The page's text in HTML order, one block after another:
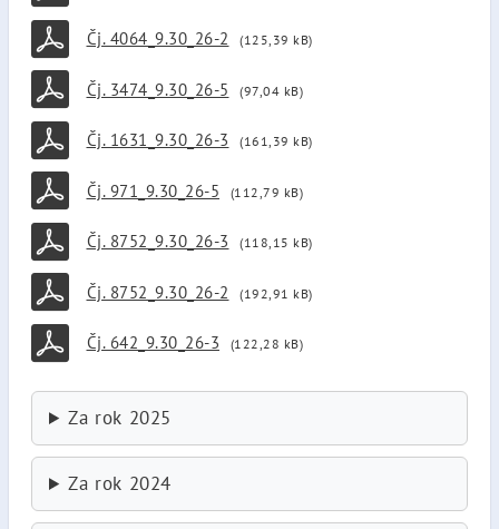
Čj. 4064_9.30_26-2 (125,39 kB)
Čj. 3474_9.30_26-5 (97,04 kB)
Čj. 1631_9.30_26-3 (161,39 kB)
Čj. 971_9.30_26-5 (112,79 kB)
Čj. 8752_9.30_26-3 (118,15 kB)
Čj. 8752_9.30_26-2 (192,91 kB)
Čj. 642_9.30_26-3 (122,28 kB)
Za rok 2025
Za rok 2024